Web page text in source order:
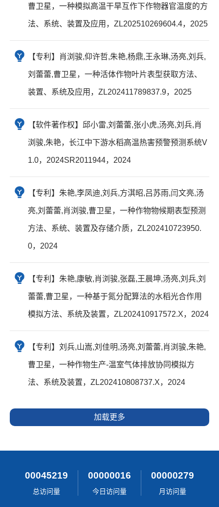
曹卫星，一种模拟高温干旱互作下作物器官温度的方
法、系统、装置及应用，ZL202510269604.4，2025
【专利】肖浏骏,仰许哲,朱艳,杨鼎,王永琳,汤亮,刘兵,
刘蕾蕾,曹卫星，一种活体作物叶片表型获取方法、
装置、系统及应用，ZL202411789837.9，2025
【软件著作权】邱小雷,刘蕾蕾,张小虎,汤亮,刘兵,肖
浏骏,朱艳，长江中下游水稻高温热害预警预测系统V
1.0，2024SR2011944，2024
【专利】朱艳,李凤迪,刘兵,方淇昭,吕苏雨,闫文亮,汤
亮,刘蕾蕾,肖浏骏,曹卫星，一种作物物候期表型预测
方法、系统、装置及存储介质，ZL202410723950.
0，2024
【专利】朱艳,康敏,肖浏骏,张磊,王晨坤,汤亮,刘兵,刘
蕾蕾,曹卫星，一种基于氮分配算法的水稻光合作用
模拟方法、系统及装置，ZL202410917572.X，2024
【专利】刘兵,山嵩,刘佳明,汤亮,刘蕾蕾,肖浏骏,朱艳,
曹卫星，一种作物生产-温室气体排放协同模拟方
法、系统及装置，ZL202410808737.X，2024
加载更多
00045219
总访问量
00000016
今日访问量
00000279
月访问量